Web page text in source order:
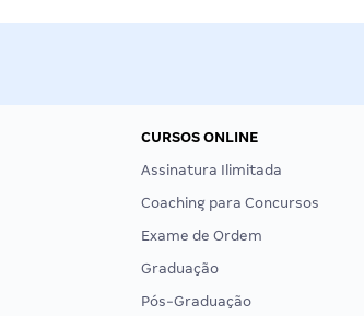
CURSOS ONLINE
Assinatura Ilimitada
Coaching para Concursos
Exame de Ordem
Graduação
Pós-Graduação